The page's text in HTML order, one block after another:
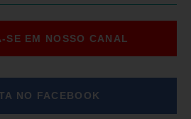
SE EM NOSSO CANAL
NO FACEBOOK